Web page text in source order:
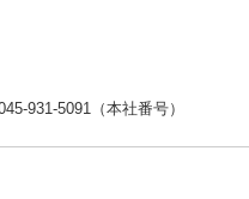
931-5091（本社番号）